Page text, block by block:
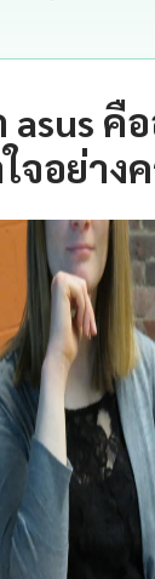
asus คื
จอย่าง